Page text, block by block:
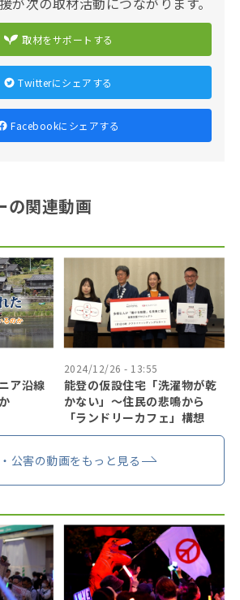
取材をサポートする
Twitterにシェアする
Facebookにシェアする
の関連動画
ア沿線
2024/12/26 - 13:55
能登の仮設住宅「洗濯物が乾
かない」〜住民の悲鳴から
「ランドリーカフェ」構想
公害の動画をもっと見る